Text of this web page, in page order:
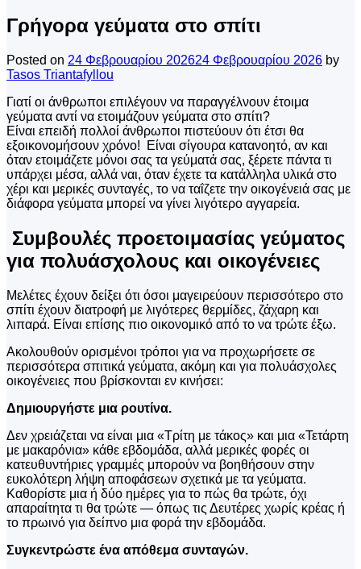
Γρήγορα γεύματα στο σπίτι
Posted on 24 Φεβρουαρίου 202624 Φεβρουαρίου 2026 by
Tasos Triantafyllou
Γιατί οι άνθρωποι επιλέγουν να παραγγέλνουν έτοιμα
γεύματα αντί να ετοιμάζουν γεύματα στο σπίτι?
Είναι επειδή πολλοί άνθρωποι πιστεύουν ότι έτσι θα
εξοικονομήσουν χρόνο! Είναι σίγουρα κατανοητό, αν και
όταν ετοιμάζετε μόνοι σας τα γεύματά σας, ξέρετε πάντα τι
υπάρχει μέσα, αλλά ναι, όταν έχετε τα κατάλληλα υλικά στο
χέρι και μερικές συνταγές, το να ταΐζετε την οικογένειά σας με
διάφορα γεύματα μπορεί να γίνει λιγότερο αγγαρεία.
Συμβουλές προετοιμασίας γεύματος
για πολυάσχολους και οικογένειες
Μελέτες έχουν δείξει ότι όσοι μαγειρεύουν περισσότερο στο
σπίτι έχουν διατροφή με λιγότερες θερμίδες, ζάχαρη και
λιπαρά. Είναι επίσης πιο οικονομικό από το να τρώτε έξω.
Ακολουθούν ορισμένοι τρόποι για να προχωρήσετε σε
περισσότερα σπιτικά γεύματα, ακόμη και για πολυάσχολες
οικογένειες που βρίσκονται εν κινήσει:
Δημιουργήστε μια ρουτίνα.
Δεν χρειάζεται να είναι μια «Τρίτη με τάκος» και μια «Τετάρτη
με μακαρόνια» κάθε εβδομάδα, αλλά μερικές φορές οι
κατευθυντήριες γραμμές μπορούν να βοηθήσουν στην
ευκολότερη λήψη αποφάσεων σχετικά με τα γεύματα.
Καθορίστε μια ή δύο ημέρες για το πώς θα τρώτε, όχι
απαραίτητα τι θα τρώτε — όπως τις Δευτέρες χωρίς κρέας ή
το πρωινό για δείπνο μια φορά την εβδομάδα.
Συγκεντρώστε ένα απόθεμα συνταγών.